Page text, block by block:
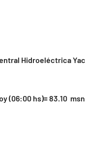
Hidroeléctrica
(06:00 hs)= 83.10